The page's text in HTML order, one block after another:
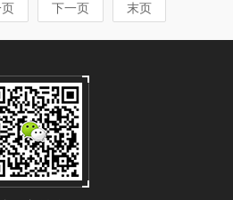
页 下一页 末页